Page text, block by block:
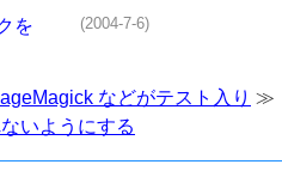
を
(2004-7-6)
などがテスト入り ≫
いようにする